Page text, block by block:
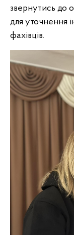
звернутись до
для уточнення
фахівців.